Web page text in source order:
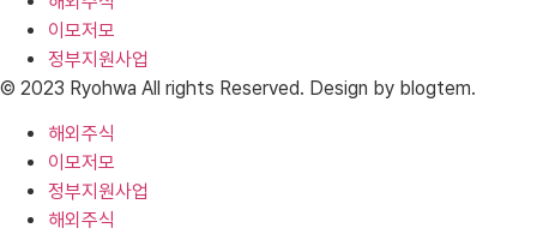
이모저모
정부지원사업
© 2023 Ryohwa All rights Reserved. Design by blogtem.
해외주식
이모저모
정부지원사업
해외주식